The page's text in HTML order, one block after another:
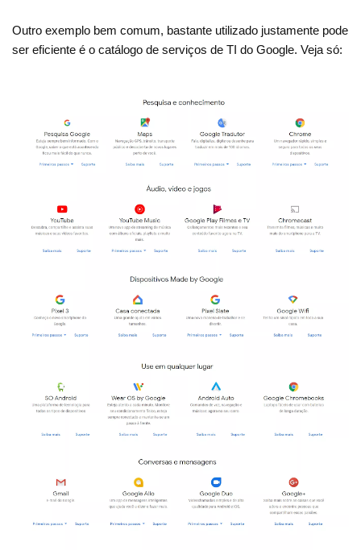
Outro exemplo bem comum, bastante utilizado justamente pode
ser eficiente é o catálogo de serviços de TI do Google. Veja só: